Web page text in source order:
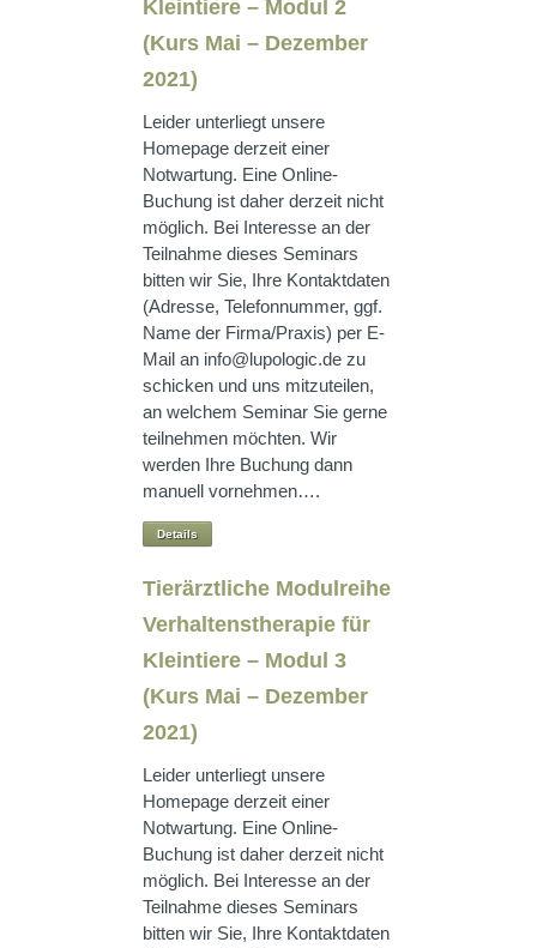
Kleintiere – Modul 2
(Kurs Mai – Dezember
2021)
Leider unterliegt unsere
Homepage derzeit einer
Notwartung. Eine Online-
Buchung ist daher derzeit nicht
möglich. Bei Interesse an der
Teilnahme dieses Seminars
bitten wir Sie, Ihre Kontaktdaten
(Adresse, Telefonnummer, ggf.
Name der Firma/Praxis) per E-
Mail an info@lupologic.de zu
schicken und uns mitzuteilen,
an welchem Seminar Sie gerne
teilnehmen möchten. Wir
werden Ihre Buchung dann
manuell vornehmen….
Details
Tierärztliche Modulreihe
Verhaltenstherapie für
Kleintiere – Modul 3
(Kurs Mai – Dezember
2021)
Leider unterliegt unsere
Homepage derzeit einer
Notwartung. Eine Online-
Buchung ist daher derzeit nicht
möglich. Bei Interesse an der
Teilnahme dieses Seminars
bitten wir Sie, Ihre Kontaktdaten